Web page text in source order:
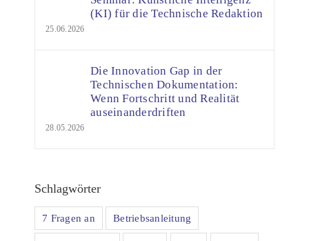
(KI) für die Technische Redaktion
25.06.2026
Die Innovation Gap in der
Technischen Dokumentation:
Wenn Fortschritt und Realität
auseinanderdriften
28.05.2026
Schlagwörter
7 Fragen an Betriebsanleitung